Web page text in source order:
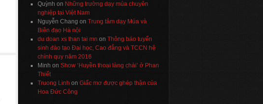
Quỳnh on Những trường dạy múa chuyên
nghiệp tại Việt Nam
Nguyễn Chang on Trung tâm dạy Múa và
Biên đạo Hà nội
du doan xs than tai mn on Thông báo tuyển
sinh đào tạo Đại học, Cao đẳng và TCCN hệ
chính quy năm 2016
Minh on Show ‘Huyền thoại làng chài’ ở Phan
Thiết
Truong Linh on Giấc mơ được ghép thận của
Hoa Đức Công